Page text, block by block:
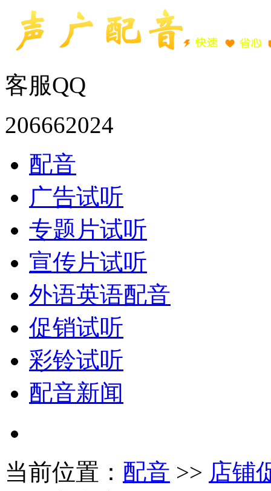
客服QQ
206662024
配音
广告试听
专题片试听
宣传片试听
外语英语配音
促销试听
彩铃试听
配音新闻
当前位置： 配音 >> 店铺